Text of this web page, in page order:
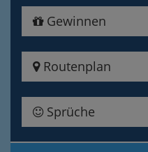
Gewinnen
Routenplan
Sprüche